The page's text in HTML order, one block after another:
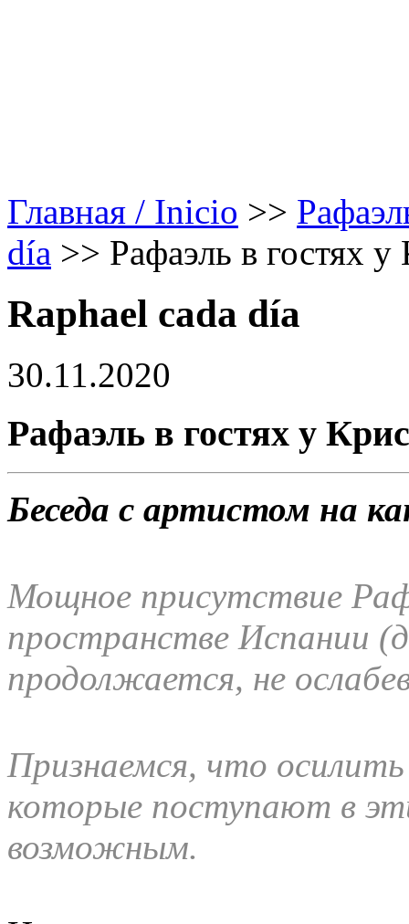
Главная / Inicio >>
día >> Рафаэль в гостях
Raphael cada día
30.11.2020
Рафаэль в гостях у
Беседа с артистом на
Мощное присутствие
пространстве Испании
продолжается, не
Признаемся, что
которые поступают в
возможным.